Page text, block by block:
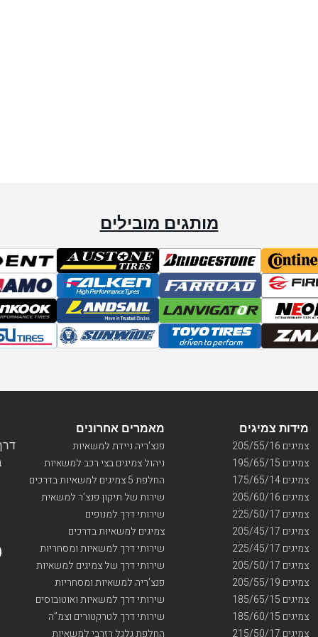
מותגים מובילים
דרך
מאמרים אחרונים
פנצ’ריה ניידת למשאיות
ניהול צמיגים בצי רכב למשאיות
החלפת 5 צמיגים למשאיות בדרכים
שירות של תיקון פנצ’ר למשאית
שירותי דרך למנופים
צמיגים למשאיות בדרכים
שירותי דרך למשאיות ומסחריות
שירותי דרך של צמיגים למשאיות
פנצ’ריה למשאיות ומסחריות
שירותי דרך למשאיות ואוטובוסים
שירותי דרך לטרקטורים וצמ”ה
החלפת גלגל רזרבי למשאיות
מידות צמיגים
צמיגים 205/55/16
צמיגים 195/65/15
צמיגים 175/65/14
צמיגים 205/60/16
צמיגים 225/50/17
צמיגים 205/45/17
צמיגים 225/45/17
צמיגים 205/50/17
צמיגים 205/55/19
צמיגים 185/65/15
צמיגים 185/60/15
צמיגים 215/50/17